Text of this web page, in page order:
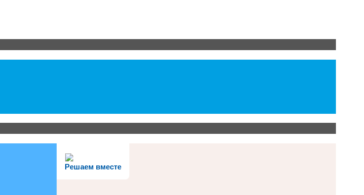
Решаем вместе